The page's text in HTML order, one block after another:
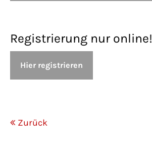
Registrierung nur online!
Hier registrieren
Zurück